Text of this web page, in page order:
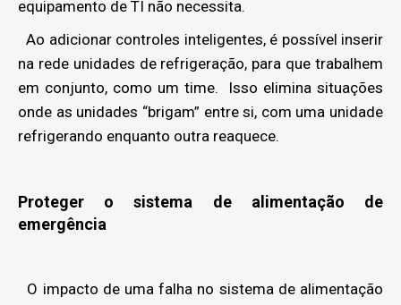
equipamento de TI não necessita.
Ao adicionar controles inteligentes, é possível inserir
na rede unidades de refrigeração, para que trabalhem
em conjunto, como um time. Isso elimina situações
onde as unidades “brigam” entre si, com uma unidade
refrigerando enquanto outra reaquece.
Proteger o sistema de alimentação de
emergência
O impacto de uma falha no sistema de alimentação